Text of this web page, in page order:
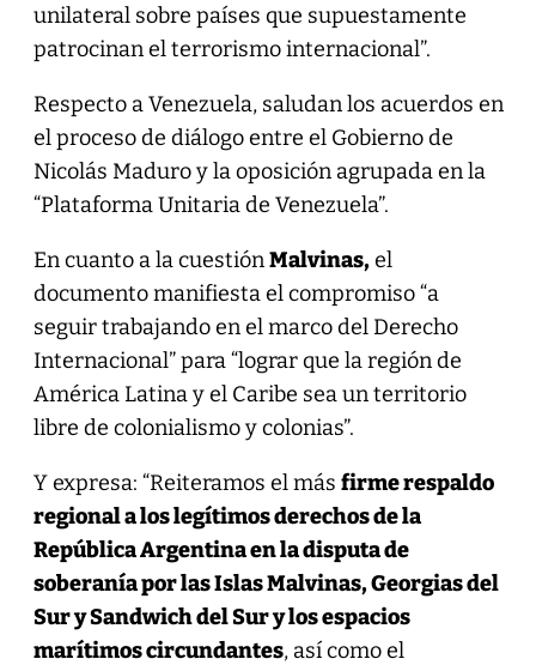
unilateral sobre países que supuestamente
patrocinan el terrorismo internacional”.
Respecto a Venezuela, saludan los acuerdos en
el proceso de diálogo entre el Gobierno de
Nicolás Maduro y la oposición agrupada en la
“Plataforma Unitaria de Venezuela”.
En cuanto a la cuestiónMalvinas,el
documento manifiesta el compromiso “a
seguir trabajando en el marco del Derecho
Internacional” para “lograr que la región de
América Latina y el Caribe sea un territorio
libre de colonialismo y colonias”.
Y expresa: “Reiteramos el más firme respaldo
regional a los legítimos derechos de la
República Argentina en la disputa de
soberanía por las Islas Malvinas, Georgias del
Sur y Sandwich del Sur y los espacios
marítimos circundantes, así como el